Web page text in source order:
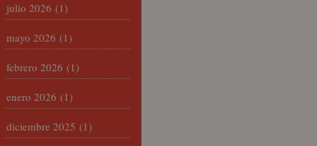
julio 2026 (1)
mayo 2026 (1)
febrero 2026 (1)
enero 2026 (1)
diciembre 2025 (1)